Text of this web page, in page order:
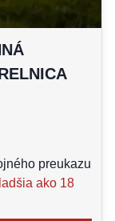
preukazu
ako 18